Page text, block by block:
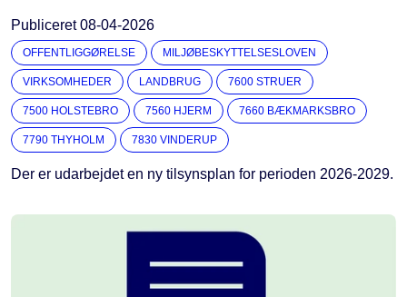
Publiceret08-04-2026
OFFENTLIGGØRELSE MILJØBESKYTTELSESLOVEN
VIRKSOMHEDER LANDBRUG 7600 STRUER
7500 HOLSTEBRO 7560 HJERM 7660 BÆKMARKSBRO
7790 THYHOLM 7830 VINDERUP
Der er udarbejdet en ny tilsynsplan for perioden 2026-2029.